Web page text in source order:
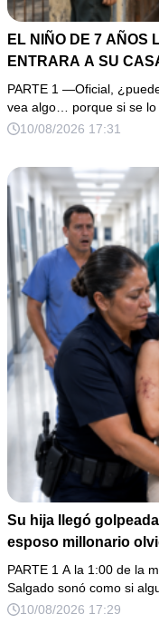
EL NIÑO DE 7 AÑOS
ENTRARA A SU
EXPLICÓ POR QUÉ
PARTE 1 —Oficial,
vea algo… porque si se lo
10/08/2026 17:31
Su hija llegó
esposo millonario
homicidios
PARTE 1 A la 1:00 de la
Salgado sonó como si
10/08/2026 17:29